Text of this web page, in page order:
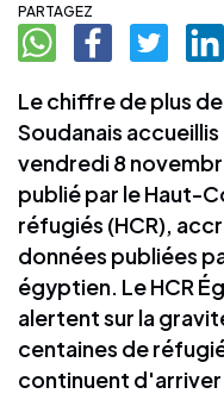
PARTAGEZ
Le chiffre de plus
Soudanais
vendredi 8
publié par le Haut-
réfugiés (HCR),
données publiées
égyptien. Le HCR
alertent sur la
centaines de
continuent d'arriver